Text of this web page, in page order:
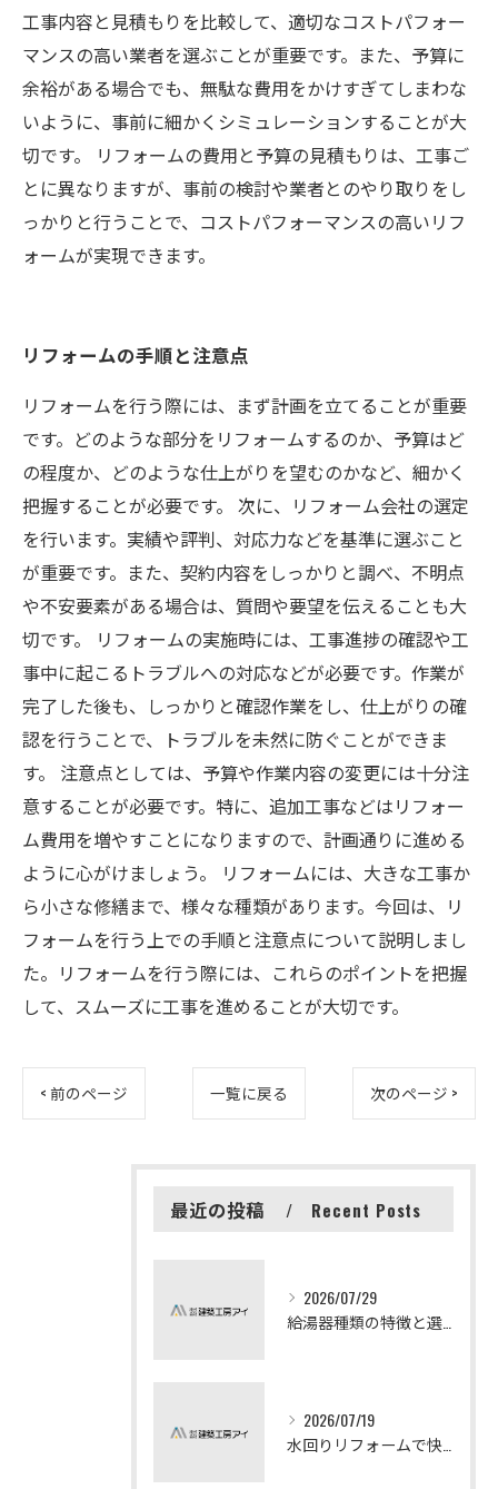
工事内容と見積もりを比較して、適切なコストパフォー
マンスの高い業者を選ぶことが重要です。また、予算に
余裕がある場合でも、無駄な費用をかけすぎてしまわな
いように、事前に細かくシミュレーションすることが大
切です。 リフォームの費用と予算の見積もりは、工事ご
とに異なりますが、事前の検討や業者とのやり取りをし
っかりと行うことで、コストパフォーマンスの高いリフ
ォームが実現できます。
リフォームの手順と注意点
リフォームを行う際には、まず計画を立てることが重要
です。どのような部分をリフォームするのか、予算はど
の程度か、どのような仕上がりを望むのかなど、細かく
把握することが必要です。 次に、リフォーム会社の選定
を行います。実績や評判、対応力などを基準に選ぶこと
が重要です。また、契約内容をしっかりと調べ、不明点
や不安要素がある場合は、質問や要望を伝えることも大
切です。 リフォームの実施時には、工事進捗の確認や工
事中に起こるトラブルへの対応などが必要です。作業が
完了した後も、しっかりと確認作業をし、仕上がりの確
認を行うことで、トラブルを未然に防ぐことができま
す。 注意点としては、予算や作業内容の変更には十分注
意することが必要です。特に、追加工事などはリフォー
ム費用を増やすことになりますので、計画通りに進める
ように心がけましょう。 リフォームには、大きな工事か
ら小さな修繕まで、様々な種類があります。今回は、リ
フォームを行う上での手順と注意点について説明しまし
た。リフォームを行う際には、これらのポイントを把握
して、スムーズに工事を進めることが大切です。
< 前のページ 一覧に戻る 次のページ >
最近の投稿 Recent Posts
2026/07/29
2026/07/19